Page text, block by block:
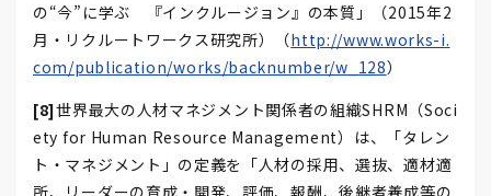
の“今”に学ぶ 『インクルージョン』の本質」（2015年2
月・リクルートワークス研究所）（http://www.works-i.
com/publication/works/backnumber/w_128）
[8]世界最大の人材マネジメント関係者の組織SHRM（Soci
ety for Human Resource Management）は、「タレン
ト・マネジメント」の定義を「人材の採用、選抜、適材適
所、リーダーの育成・開発、評価、報酬、後継者養成等の